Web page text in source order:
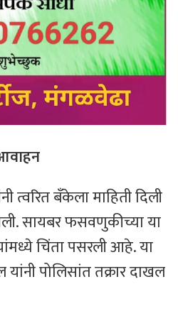
त्वरित बँकेला माहिती दिली
सायबर फसवणुकीच्या या
चिंता पसरली आहे. या
पोलिसांत तक्रार दाखल